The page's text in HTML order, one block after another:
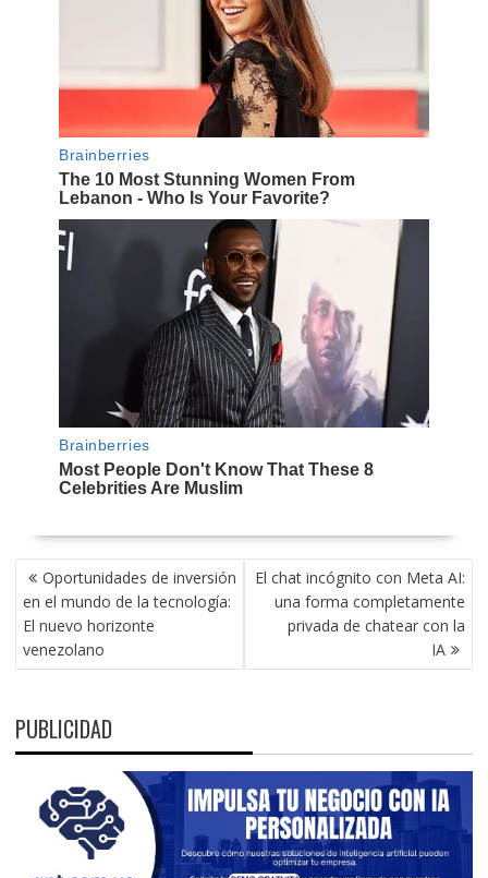
NAVEGACIÓN
DE
ENTRADAS
Oportunidades de inversión
en el mundo de la tecnología:
El nuevo horizonte
venezolano
El chat incógnito con Meta AI:
una forma completamente
privada de chatear con la
IA
PUBLICIDAD